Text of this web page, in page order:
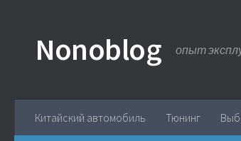
Nonoblog опыт
Китайский автомобиль Тюнинг